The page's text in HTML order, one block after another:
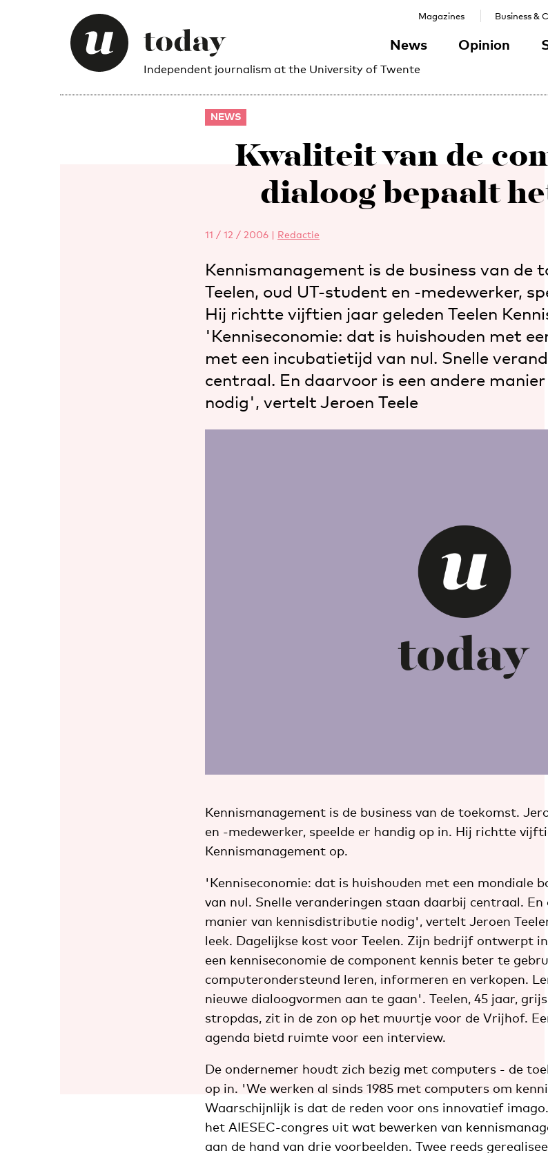
Independent journalism at the University of Twente
News Opinion
Magazines Business &
NEWS
Kwaliteit van de
dialoog bepaalt
11 / 12 / 2006 | Redactie
Kennismanagement is de business van de
Teelen, oud UT-student en -medewerker,
Hij richtte vijftien jaar geleden Teelen
'Kenniseconomie: dat is huishouden met
met een incubatietijd van nul. Snelle
centraal. En daarvoor is een andere
nodig', vertelt Jeroen Teele
Kennismanagement is de business van de toekomst.
en -medewerker, speelde er handig op in. Hij richtte
Kennismanagement op.
'Kenniseconomie: dat is huishouden met een mondiale
van nul. Snelle veranderingen staan daarbij centraal. En
manier van kennisdistributie nodig', vertelt Jeroen
leek. Dagelijkse kost voor Teelen. Zijn bedrijf ontwerpt
een kenniseconomie de component kennis beter te
computerondersteund leren, informeren en verkopen.
nieuwe dialoogvormen aan te gaan'. Teelen, 45 jaar,
stropdas, zit in de zon op het muurtje voor de Vrijhof.
agenda bietd ruimte voor een interview.
De ondernemer houdt zich bezig met computers - de
op in. 'We werken al sinds 1985 met computers om
Waarschijnlijk is dat de reden voor ons innovatief
het AIESEC-congres uit wat bewerken van
aan de hand van drie voorbeelden. Twee reeds